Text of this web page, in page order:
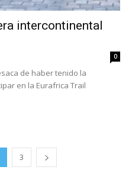
intercontinental
0
de haber tenido la
en la Eurafrica Trail
3